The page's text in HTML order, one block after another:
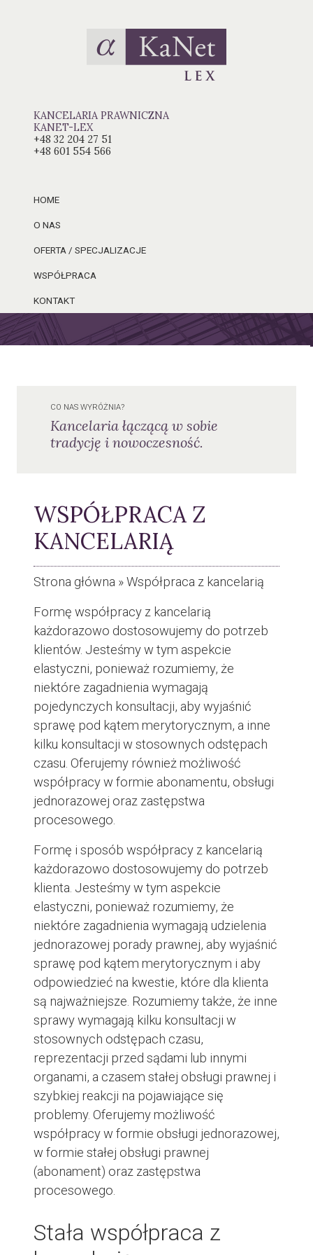
KANCELARIA PRAWNICZNA
KANET-LEX
+48 32 204 27 51
+48 601 554 566
HOME
O NAS
OFERTA / SPECJALIZACJE
WSPÓŁPRACA
KONTAKT
CO NAS WYRÓŻNIA?
Kancelaria łączącą w sobie
tradycję i nowoczesność.
WSPÓŁPRACA Z
KANCELARIĄ
Strona główna »Współpraca z kancelarią
Formę współpracy z kancelarią
każdorazowo dostosowujemy do potrzeb
klientów. Jesteśmy w tym aspekcie
elastyczni, ponieważ rozumiemy, że
niektóre zagadnienia wymagają
pojedynczych konsultacji, aby wyjaśnić
sprawę pod kątem merytorycznym, a inne
kilku konsultacji w stosownych odstępach
czasu. Oferujemy również możliwość
współpracy w formie abonamentu, obsługi
jednorazowej oraz zastępstwa
procesowego.
Formę i sposób współpracy z kancelarią
każdorazowo dostosowujemy do potrzeb
klienta. Jesteśmy w tym aspekcie
elastyczni, ponieważ rozumiemy, że
niektóre zagadnienia wymagają udzielenia
jednorazowej porady prawnej, aby wyjaśnić
sprawę pod kątem merytorycznym i aby
odpowiedzieć na kwestie, które dla klienta
są najważniejsze. Rozumiemy także, że inne
sprawy wymagają kilku konsultacji w
stosownych odstępach czasu,
reprezentacji przed sądami lub innymi
organami, a czasem stałej obsługi prawnej i
szybkiej reakcji na pojawiające się
problemy. Oferujemy możliwość
współpracy w formie obsługi jednorazowej,
w formie stałej obsługi prawnej
(abonament) oraz zastępstwa
procesowego.
Stała współpraca z